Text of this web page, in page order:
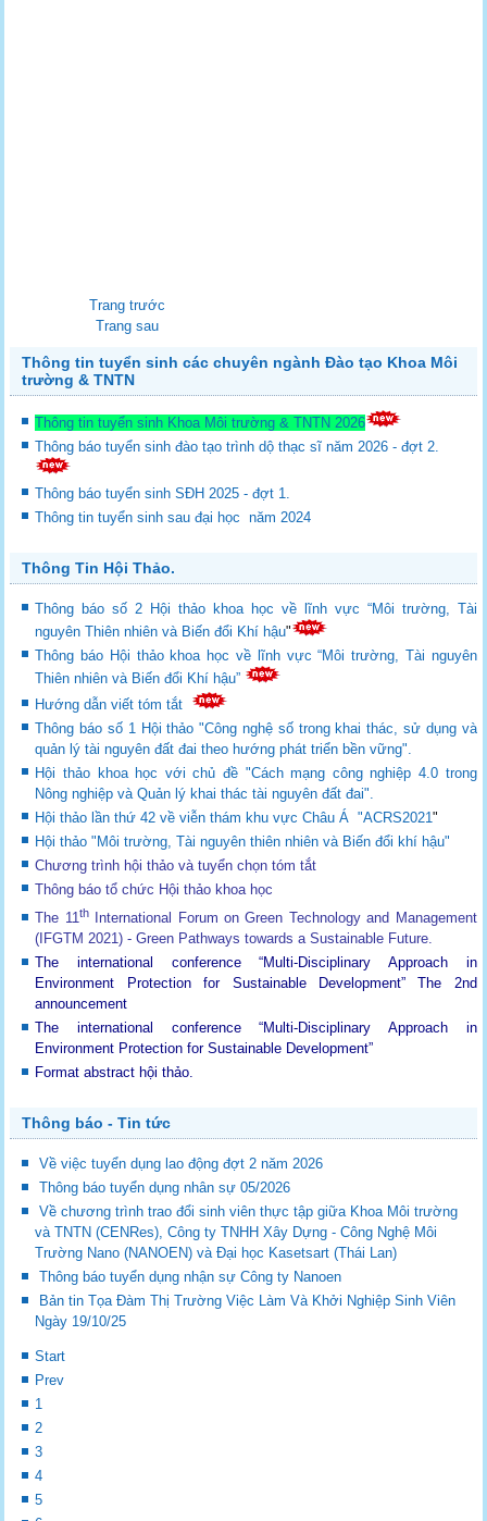
Trang trước
Trang sau
Thông tin tuyển sinh các chuyên ngành Đào tạo Khoa Môi
trường & TNTN
Thông tin tuyển sinh Khoa Môi trường & TNTN 2026
Thông báo tuyển sinh đào tạo trình dộ thạc sĩ năm 2026 - đợt 2.
Thông báo tuyển sinh SĐH 2025 - đợt 1.
Thông tin tuyển sinh sau đại học năm 2024
Thông Tin Hội Thảo.
Thông báo số 2 Hội thảo khoa học về lĩnh vực “Môi trường, Tài
nguyên Thiên nhiên và Biến đổi Khí hậu"
Thông báo Hội thảo khoa học về lĩnh vực “Môi trường, Tài nguyên
Thiên nhiên và Biến đổi Khí hậu”
Hướng dẫn viết tóm tắt
Thông báo số 1 Hội thảo "Công nghệ số trong khai thác, sử dụng và
quản lý tài nguyên đất đai theo hướng phát triển bền vững".
Hội thảo khoa học với chủ đề "Cách mạng công nghiệp 4.0 trong
Nông nghiệp và Quản lý khai thác tài nguyên đất đai".
Hội thảo lần thứ 42 về viễn thám khu vực Châu Á "ACRS2021"
Hội thảo "Môi trường, Tài nguyên thiên nhiên và Biến đổi khí hậu"
Chương trình hội thảo và tuyển chọn tóm tắt
Thông báo tổ chức Hội thảo khoa học
The 11thInternational Forum on Green Technology and Management
(IFGTM 2021) - Green Pathways towards a Sustainable Future.
The international conference “Multi-Disciplinary Approach in
Environment Protection for Sustainable Development”The 2nd
announcement
The international conference “Multi-Disciplinary Approach in
Environment Protection for Sustainable Development”
Format abstract hội thảo.
Thông báo - Tin tức
Về việc tuyển dụng lao động đợt 2 năm 2026
Thông báo tuyển dụng nhân sự 05/2026
Về chương trình trao đổi sinh viên thực tập giữa Khoa Môi trường
và TNTN (CENRes), Công ty TNHH Xây Dựng - Công Nghệ Môi
Trường Nano (NANOEN) và Đại học Kasetsart (Thái Lan)
Thông báo tuyển dụng nhận sự Công ty Nanoen
Bản tin Tọa Đàm Thị Trường Việc Làm Và Khởi Nghiệp Sinh Viên
Ngày 19/10/25
Start
Prev
1
2
3
4
5